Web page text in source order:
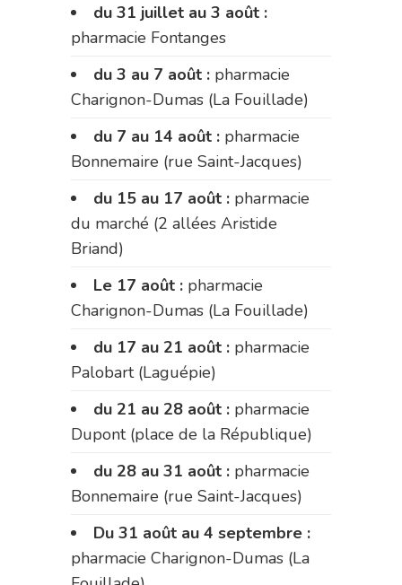
du 31 juillet au 3 août :
pharmacie Fontanges
du 3 au 7 août : pharmacie
Charignon-Dumas (La Fouillade)
du 7 au 14 août : pharmacie
Bonnemaire (rue Saint-Jacques)
du 15 au 17 août : pharmacie
du marché (2 allées Aristide
Briand)
Le 17 août : pharmacie
Charignon-Dumas (La Fouillade)
du 17 au 21 août : pharmacie
Palobart (Laguépie)
du 21 au 28 août : pharmacie
Dupont (place de la République)
du 28 au 31 août : pharmacie
Bonnemaire (rue Saint-Jacques)
Du 31 août au 4 septembre :
pharmacie Charignon-Dumas (La